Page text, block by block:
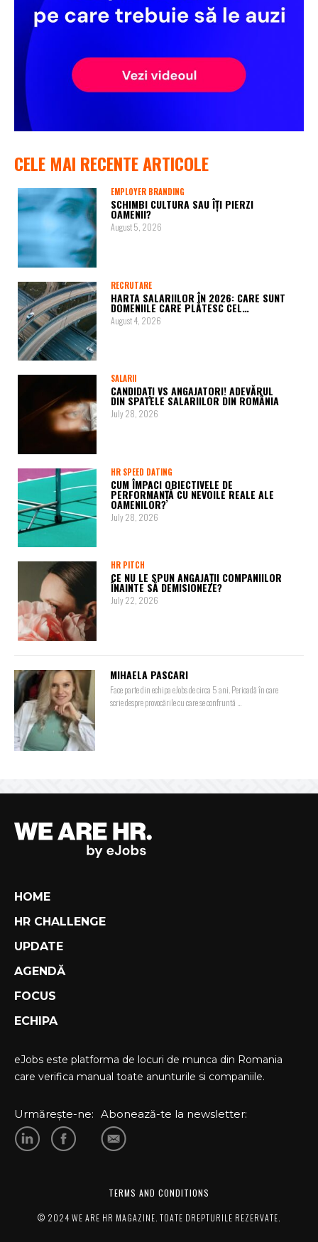
CELE MAI RECENTE ARTICOLE
EMPLOYER BRANDING
SCHIMBI CULTURA SAU ÎȚI PIERZI
OAMENII?
August 5, 2026
RECRUTARE
HARTA SALARIILOR ÎN 2026: CARE SUNT
DOMENIILE CARE PLĂTESC CEL…
August 4, 2026
SALARII
CANDIDAȚI VS ANGAJATORI! ADEVĂRUL
DIN SPATELE SALARIILOR DIN ROMÂNIA
July 28, 2026
HR SPEED DATING
CUM ÎMPACI OBIECTIVELE DE
PERFORMANȚĂ CU NEVOILE REALE ALE
OAMENILOR?
July 28, 2026
HR PITCH
CE NU LE SPUN ANGAJAȚII COMPANIILOR
ÎNAINTE SĂ DEMISIONEZE?
July 22, 2026
MIHAELA PASCARI
Face parte din echipa eJobs de circa 5 ani. Perioadă în care
scrie despre provocările cu care se confruntă ...
HOME
HR CHALLENGE
UPDATE
AGENDĂ
FOCUS
ECHIPA
eJobs este platforma de locuri de munca din Romania
care verifica manual toate anunturile si companiile.
Urmărește-ne: Abonează-te la newsletter:
TERMS AND CONDITIONS
© 2024 WE ARE HR MAGAZINE. TOATE DREPTURILE REZERVATE.